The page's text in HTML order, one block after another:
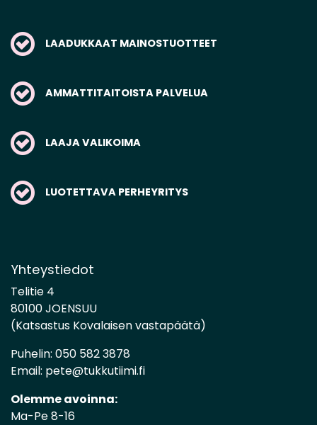
LAADUKKAAT MAINOSTUOTTEET
AMMATTITAITOISTA PALVELUA
LAAJA VALIKOIMA
LUOTETTAVA PERHEYRITYS
Yhteystiedot
Telitie 4
80100 JOENSUU
(Katsastus Kovalaisen vastapäätä)
Puhelin: 050 582 3878
Email: pete@tukkutiimi.fi
Olemme avoinna:
Ma-Pe 8-16